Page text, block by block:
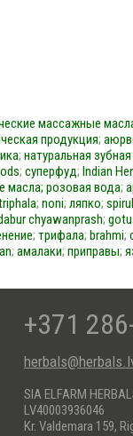
массажные
продукция;
; натуральная
; суперфуд; Indian
масла; розовая вода;
; noni; ляпко;
chyawanprash;
; трифала; brahmi;
; амалаки; приправы;
+371
SIA ELFARM
LV40003936046
Kr. Valdemara 159,